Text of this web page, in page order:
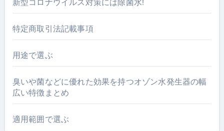
新型コロナウイルス対策には除菌水!
特定商取引法記載事項
用途で選ぶ
臭いや菌などに優れた効果を持つオゾン水発生器の幅
広い特徴まとめ
適用範囲で選ぶ